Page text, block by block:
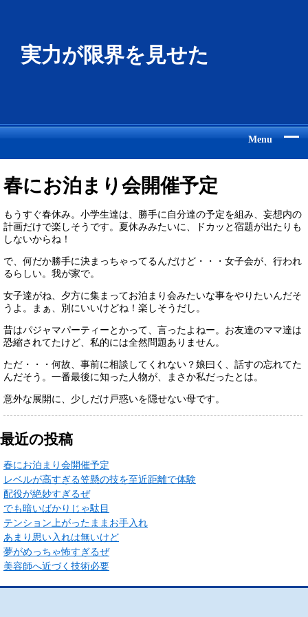
実力が限界を見せた
Menu
春にお泊まり会開催予定
もうすぐ春休み。小学生達は、勝手に自分達の予定を組み、妄想内の
計画だけで楽しそうです。夏休みみたいに、ドカッと宿題が出たりも
しないからね！
で、何だか勝手に決まっちゃってるんだけど・・・女子会が、行われ
るらしい。我が家で。
女子達がね、夕方に集まってお泊まり会みたいな事をやりたいんだそ
うよ。まぁ、別にいいけどね！楽しそうだし。
昔はパジャマパーティーとかって、言ったよねー。お友達のママ達は
恐縮されてたけど、私的には全然問題ありません。
ただ・・・何故、事前に相談してくれない？娘曰く、話すの忘れてた
んだそう。一番最後に知った人物が、まさか私だったとは。
意外な展開に、少しだけ戸惑いを隠せない母です。
最近の投稿
春にお泊まり会開催予定
レベルが高すぎる笠懸の技を至近距離で体験
配役が絶妙すぎるぜ
でも暗いばかりじゃ駄目
テンション上がったままお手入れ
あまり思い入れは無いけど
夢がめっちゃ怖すぎるぜ
美容師へ近づく技術必要